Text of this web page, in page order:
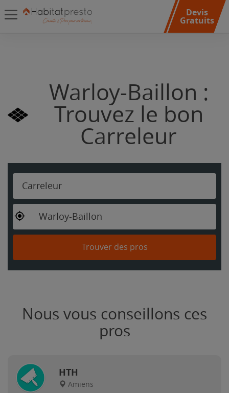
Devis
Gratuits
Warloy-Baillon :
Trouvez le bon
Carreleur
Carreleur
Warloy-Baillon
Trouver des pros
Nous vous conseillons ces
pros
HTH
Amiens